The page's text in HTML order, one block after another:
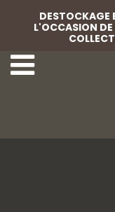
4-Miss
DESTOCKAGE
L'OCCASION DE